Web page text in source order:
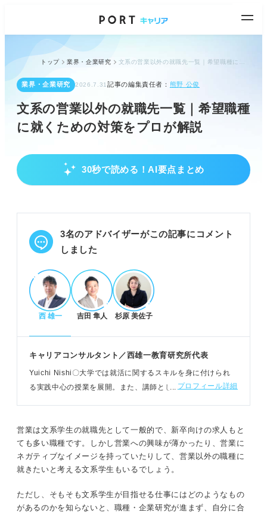
トップ 業界・企業研究
業界・企業研究 2026.7.31記事の編集責任者： 熊野 公俊
文系の営業以外の就職先一覧｜希望職種
に就くための対策をプロが解説
30秒で読める！AI要点まとめ
文系学生が営業に配属されやすい主な理由
インに立てる。
企業にとって利益を生み出す生命線であり、採用ニ
POINT：営業経験で培ったスキルは、将来的な他部
署への異動後も大いに役立つ。
営業以外で新卒から目指せる文系の人気職種一
配属がある。
マーケティングや商品開発、コンサルタントなど企
画・戦略系もある。
肢が存在する。
例：文系であっても、ITパスポートなどの学習で
IT・システム開発を目指せる。
志望職種への配属確率を上げるための事前準備
3名のアドバイザーがこの記事にコメント
しました
西 雄一 吉田 隼人 杉原 美佐子
キャリアコンサルタント／西雄一教育研究所代表
Yuichi Nishi〇大学では就活に関するスキルを身に付けられ
る実践中心の授業を展開。また、講師として企業で新人や中
プロフィール詳細
営業は文系学生の就職先として一般的で、新卒向けの求人もと
ても多い職種です。しかし営業への興味が薄かったり、営業に
ネガティブなイメージを持っていたりして、営業以外の職種に
就きたいと考える文系学生もいるでしょう。
ただし、そもそも文系学生が目指せる仕事にはどのようなもの
があるのかを知らないと、職種・企業研究が進まず、自分に合